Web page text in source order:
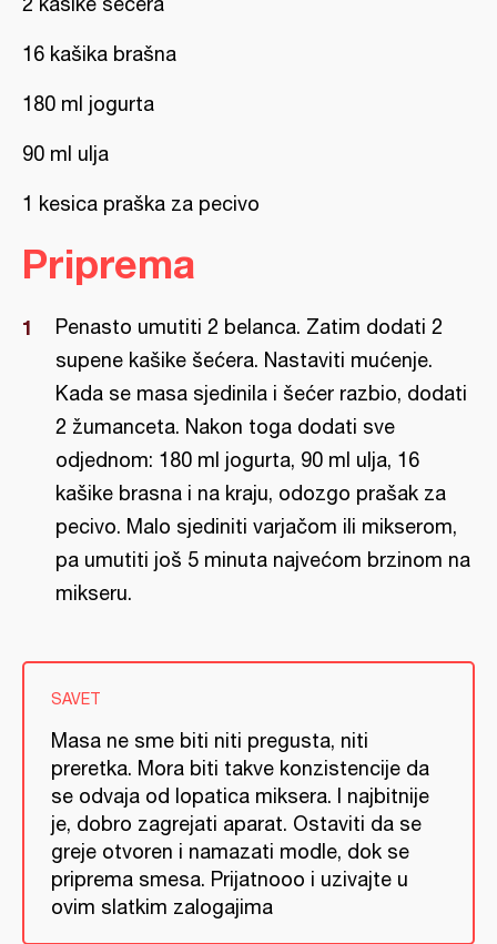
16 kašika brašna
180 ml jogurta
90 ml ulja
1 kesica praška za pecivo
Priprema
Penasto umutiti 2 belanca. Zatim dodati 2
supene kašike šećera. Nastaviti mućenje.
Kada se masa sjedinila i šećer razbio, dodati
2 žumanceta. Nakon toga dodati sve
odjednom: 180 ml jogurta, 90 ml ulja, 16
kašike brasna i na kraju, odozgo prašak za
pecivo. Malo sjediniti varjačom ili mikserom,
pa umutiti još 5 minuta najvećom brzinom na
mikseru.
SAVET
Masa ne sme biti niti pregusta, niti
preretka. Mora biti takve konzistencije da
se odvaja od lopatica miksera. I najbitnije
je, dobro zagrejati aparat. Ostaviti da se
greje otvoren i namazati modle, dok se
priprema smesa. Prijatnooo i uzivajte u
ovim slatkim zalogajima